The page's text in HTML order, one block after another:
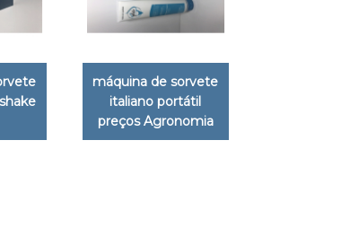
máquina de sorvete
italiano portátil
preços Agronomia